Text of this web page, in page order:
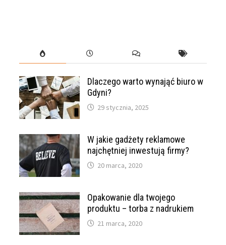
Dlaczego warto wynająć biuro w
Gdyni?
29 stycznia, 2025
W jakie gadżety reklamowe
najchętniej inwestują firmy?
20 marca, 2020
Opakowanie dla twojego
produktu – torba z nadrukiem
21 marca, 2020